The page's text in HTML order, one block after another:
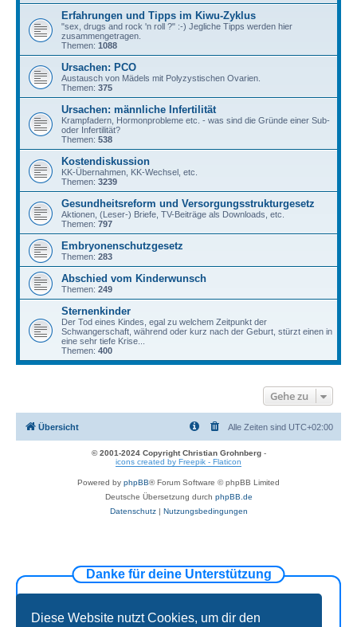
Diese Website nutzt Cookies, um dir den
Erfahrungen und Tipps im Kiwu-Zyklus
"sex, drugs and rock 'n roll ?" :-) Jegliche Tipps werden hier
zusammengetragen.
Themen: 1088
Ursachen: PCO
Austausch von Mädels mit Polyzystischen Ovarien.
Themen: 375
Ursachen: männliche Infertilität
Krampfadern, Hormonprobleme etc. - was sind die Gründe einer Sub-
oder Infertilität?
Themen: 538
Kostendiskussion
KK-Übernahmen, KK-Wechsel, etc.
Themen: 3239
Gesundheitsreform und Versorgungsstrukturgesetz
Aktionen, (Leser-) Briefe, TV-Beiträge als Downloads, etc.
Themen: 797
Embryonenschutzgesetz
Themen: 283
Abschied vom Kinderwunsch
Themen: 249
Sternenkinder
Der Tod eines Kindes, egal zu welchem Zeitpunkt der
Schwangerschaft, während oder kurz nach der Geburt, stürzt einen in
eine sehr tiefe Krise...
Themen: 400
Gehe zu
Übersicht Alle Zeiten sind UTC+02:00
© 2001-2024 Copyright Christian Grohnberg-
icons created by Freepik - Flaticon
Powered by phpBB® Forum Software © phpBB Limited
Deutsche Übersetzung durch phpBB.de
Datenschutz| Nutzungsbedingungen
Danke für deine Unterstützung